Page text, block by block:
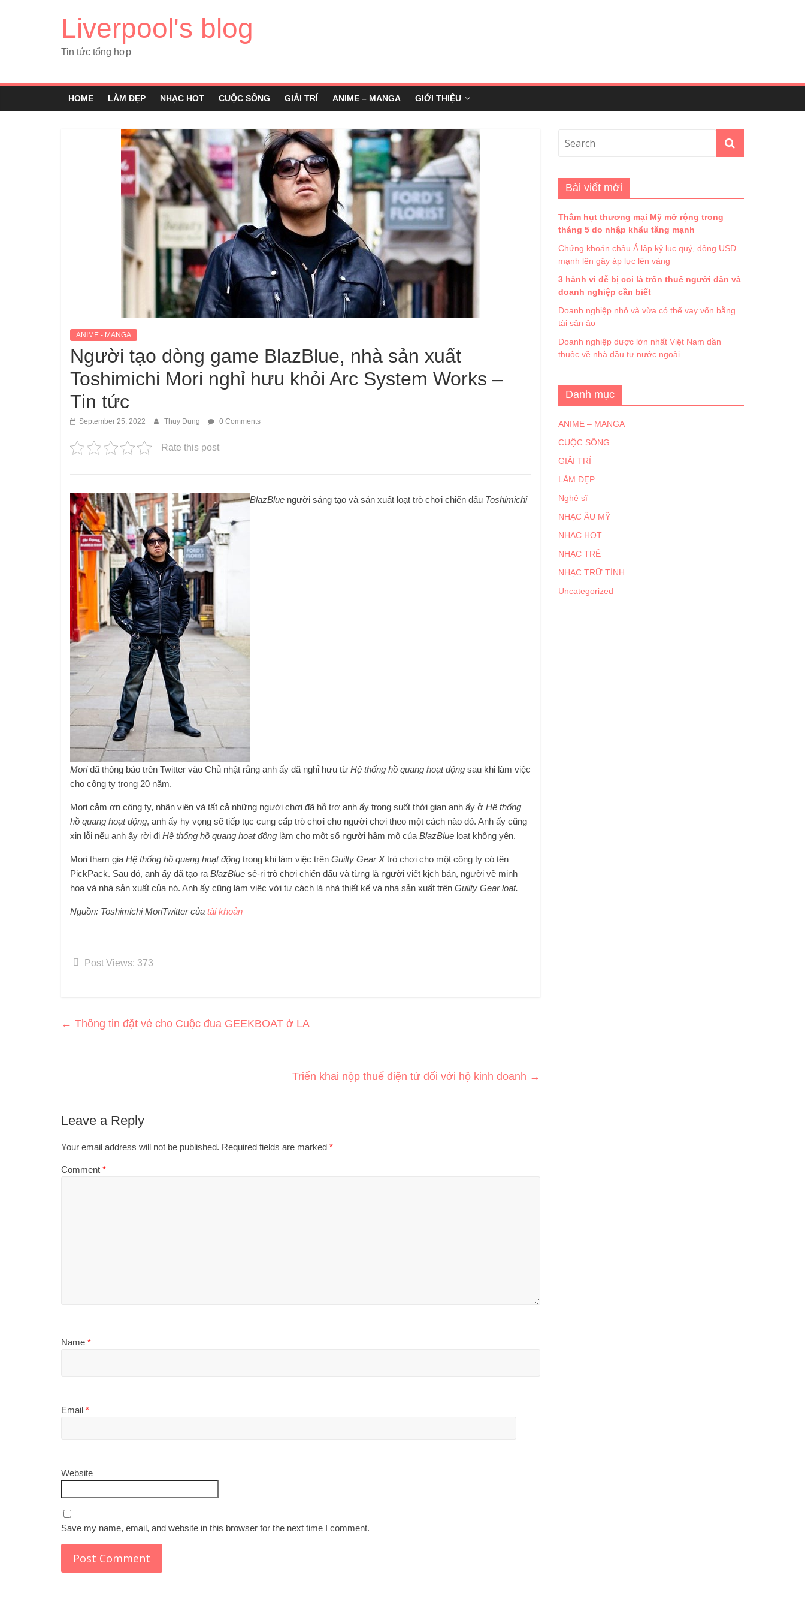
Liverpool's blog
Tin tức tổng hợp
HOME LÀM ĐẸP NHẠC HOT CUỘC SỐNG GIẢI TRÍ ANIME – MANGA GIỚI THIỆU
ANIME - MANGA
Người tạo dòng game BlazBlue, nhà sản xuất
Toshimichi Mori nghỉ hưu khỏi Arc System Works –
Tin tức
September 25, 2022 Thuy Dung 0 Comments
Rate this post
BlazBlue người sáng tạo và sản xuất loạt trò chơi chiến đấu Toshimichi
Moriđã thông báo trên Twitter vào Chủ nhật rằng anh ấy đã nghỉ hưu từ Hệ thống hồ quang hoạt động sau khi làm việc
cho công ty trong 20 năm.
Mori cảm ơn công ty, nhân viên và tất cả những người chơi đã hỗ trợ anh ấy trong suốt thời gian anh ấy ở Hệ thống
hồ quang hoạt động, anh ấy hy vọng sẽ tiếp tục cung cấp trò chơi cho người chơi theo một cách nào đó. Anh ấy cũng
xin lỗi nếu anh ấy rời đi Hệ thống hồ quang hoạt động làm cho một số người hâm mộ của BlazBlue loạt không yên.
Mori tham gia Hệ thống hồ quang hoạt động trong khi làm việc trên Guilty Gear Xtrò chơi cho một công ty có tên
PickPack. Sau đó, anh ấy đã tạo ra BlazBlue sê-ri trò chơi chiến đấu và từng là người viết kịch bản, người vẽ minh
họa và nhà sản xuất của nó. Anh ấy cũng làm việc với tư cách là nhà thiết kế và nhà sản xuất trên Guilty Gearloạt.
Nguồn: Toshimichi MoriTwitter của tài khoản
Post Views: 373
← Thông tin đặt vé cho Cuộc đua GEEKBOAT ở LA
Triển khai nộp thuế điện tử đối với hộ kinh doanh →
Leave a Reply
Your email address will not be published. Required fields are marked *
Comment *
Name *
Email *
Website
Save my name, email, and website in this browser for the next time I comment.
Bài viết mới
Thâm hụt thương mại Mỹ mở rộng trong
tháng 5 do nhập khẩu tăng mạnh
Chứng khoán châu Á lập kỷ lục quý, đồng USD
mạnh lên gây áp lực lên vàng
3 hành vi dễ bị coi là trốn thuế người dân và
doanh nghiệp cần biết
Doanh nghiệp nhỏ và vừa có thể vay vốn bằng
tài sản ảo
Doanh nghiệp dược lớn nhất Việt Nam dần
thuộc về nhà đầu tư nước ngoài
Danh mục
ANIME – MANGA
CUỘC SỐNG
GIẢI TRÍ
LÀM ĐẸP
Nghệ sĩ
NHẠC ÂU MỸ
NHẠC HOT
NHẠC TRẺ
NHẠC TRỮ TÌNH
Uncategorized